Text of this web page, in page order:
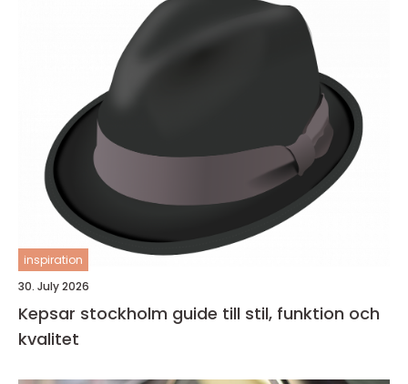
inspiration
30. July 2026
Kepsar stockholm guide till stil, funktion och
kvalitet